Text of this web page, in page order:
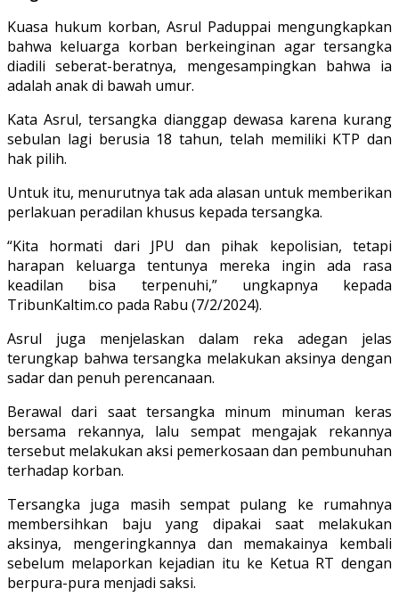
Kuasa hukum korban, Asrul Paduppai mengungkapkan
bahwa keluarga korban berkeinginan agar tersangka
diadili seberat-beratnya, mengesampingkan bahwa ia
adalah anak di bawah umur.
Kata Asrul, tersangka dianggap dewasa karena kurang
sebulan lagi berusia 18 tahun, telah memiliki KTP dan
hak pilih.
Untuk itu, menurutnya tak ada alasan untuk memberikan
perlakuan peradilan khusus kepada tersangka.
“Kita hormati dari JPU dan pihak kepolisian, tetapi
harapan keluarga tentunya mereka ingin ada rasa
keadilan bisa terpenuhi,” ungkapnya kepada
TribunKaltim.co pada Rabu (7/2/2024).
Asrul juga menjelaskan dalam reka adegan jelas
terungkap bahwa tersangka melakukan aksinya dengan
sadar dan penuh perencanaan.
Berawal dari saat tersangka minum minuman keras
bersama rekannya, lalu sempat mengajak rekannya
tersebut melakukan aksi pemerkosaan dan pembunuhan
terhadap korban.
Tersangka juga masih sempat pulang ke rumahnya
membersihkan baju yang dipakai saat melakukan
aksinya, mengeringkannya dan memakainya kembali
sebelum melaporkan kejadian itu ke Ketua RT dengan
berpura-pura menjadi saksi.